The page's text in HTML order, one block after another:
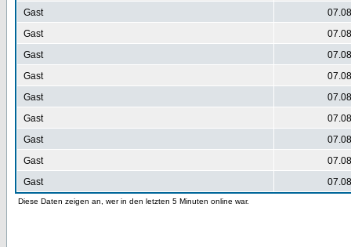
Gast
Gast
Gast
Gast
Gast
Gast
Gast
Gast
Gast
Diese Daten zeigen an, wer in den letzten 5 Minuten online war.